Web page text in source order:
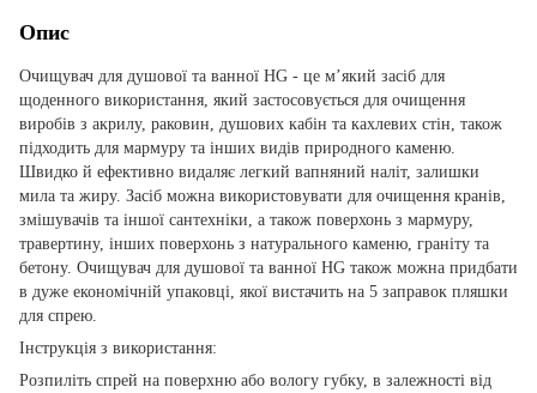
Опис
Очищувач для душової та ванної HG - це м’який засіб для
щоденного використання, який застосовується для очищення
виробів з акрилу, раковин, душових кабін та кахлевих стін, також
підходить для мармуру та інших видів природного каменю.
Швидко й ефективно видаляє легкий вапняний наліт, залишки
мила та жиру. Засіб можна використовувати для очищення кранів,
змішувачів та іншої сантехніки, а також поверхонь з мармуру,
травертину, інших поверхонь з натурального каменю, граніту та
бетону. Очищувач для душової та ванної HG також можна придбати
в дуже економічній упаковці, якої вистачить на 5 заправок пляшки
для спрею.
Інструкція з використання:
Розпиліть спрей на поверхню або вологу губку, в залежності від